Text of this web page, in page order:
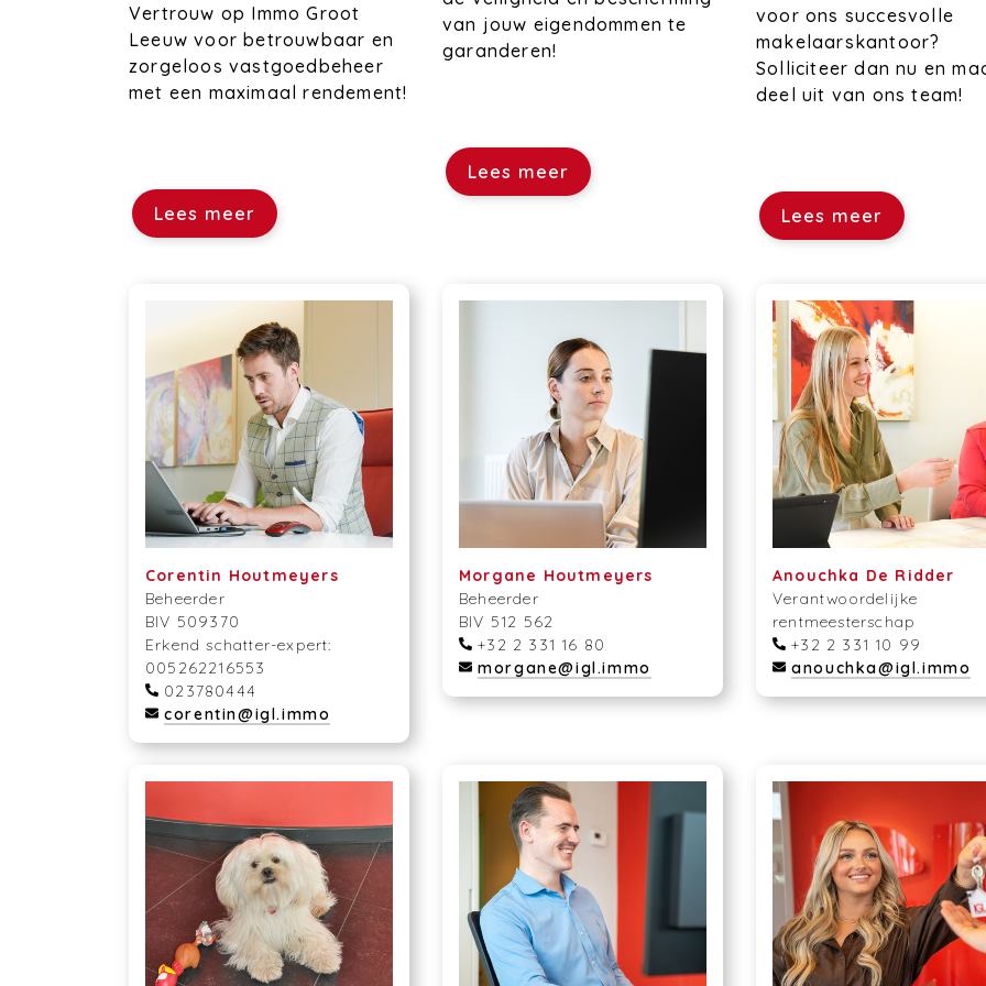
Vertrouw op Immo Groot
Leeuw voor betrouwbaar en
zorgeloos vastgoedbeheer
met een maximaal rendement!
Lees meer
van jouw eigendommen te
garanderen!
Lees meer
voor ons succesvolle
makelaarskantoor?
Solliciteer dan nu en
deel uit van ons team!
Lees meer
Corentin Houtmeyers
Beheerder
BIV 509370
Erkend schatter-expert:
005262216553
023780444
corentin@igl.immo
Morgane Houtmeyers
Beheerder
BIV 512 562
+32 2 331 16 80
morgane@igl.immo
Anouchka De Ridder
Verantwoordelijke
rentmeesterschap
+32 2 331 10 99
anouchka@igl.immo